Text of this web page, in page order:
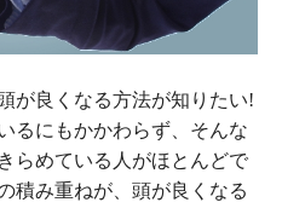
が良くなる方法が知りたい!
るにもかかわらず、そんな
らめている人がほとんどで
積み重ねが、頭が良くなる